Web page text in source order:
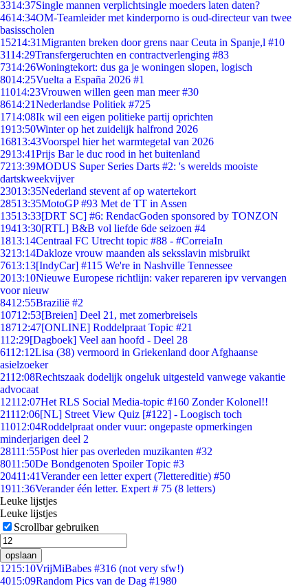
3314:37Single mannen verplichtsingle moeders laten daten?
4614:34OM-Teamleider met kinderporno is oud-directeur van twee
basisscholen
15214:31Migranten breken door grens naar Ceuta in Spanje,l #10
3114:29Transfergeruchten en contractverlenging #83
7314:26Woningtekort: dus ga je woningen slopen, logisch
8014:25Vuelta a España 2026 #1
11014:23Vrouwen willen geen man meer #30
8614:21Nederlandse Politiek #725
1714:08Ik wil een eigen politieke partij oprichten
1913:50Winter op het zuidelijk halfrond 2026
16813:43Voorspel hier het warmtegetal van 2026
2913:41Prijs Bar le duc rood in het buitenland
7213:39MODUS Super Series Darts #2: 's werelds mooiste
dartskweekvijver
23013:35Nederland stevent af op watertekort
28513:35MotoGP #93 Met de TT in Assen
13513:33[DRT SC] #6: RendacGoden sponsored by TONZON
19413:30[RTL] B&B vol liefde 6de seizoen #4
1813:14Centraal FC Utrecht topic #88 - #CorreiaIn
3213:14Dakloze vrouw maanden als seksslavin misbruikt
7613:13[IndyCar] #115 We're in Nashville Tennessee
2013:10Nieuwe Europese richtlijn: vaker repareren ipv vervangen
voor nieuw
8412:55Brazilië #2
10712:53[Breien] Deel 21, met zomerbreisels
18712:47[ONLINE] Roddelpraat Topic #21
112:29[Dagboek] Veel aan hoofd - Deel 28
6112:12Lisa (38) vermoord in Griekenland door Afghaanse
asielzoeker
2112:08Rechtszaak dodelijk ongeluk uitgesteld vanwege vakantie
advocaat
12112:07Het RLS Social Media-topic #160 Zonder Kolonel!!
21112:06[NL] Street View Quiz [#122] - Loogisch toch
11012:04Roddelpraat onder vuur: ongepaste opmerkingen
minderjarigen deel 2
28111:55Post hier pas overleden muzikanten #32
8011:50De Bondgenoten Spoiler Topic #3
20411:41Verander een letter expert (7lettereditie) #50
1911:36Verander één letter. Expert # 75 (8 letters)
Leuke lijstjes
Leuke lijstjes
Scrollbar gebruiken
opslaan
1215:10VrijMiBabes #316 (not very sfw!)
4015:09Random Pics van de Dag #1980